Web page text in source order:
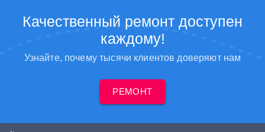
Качественный ремонт доступен
каждому!
Узнайте, почему тысячи клиентов доверяют нам
РЕМОНТ